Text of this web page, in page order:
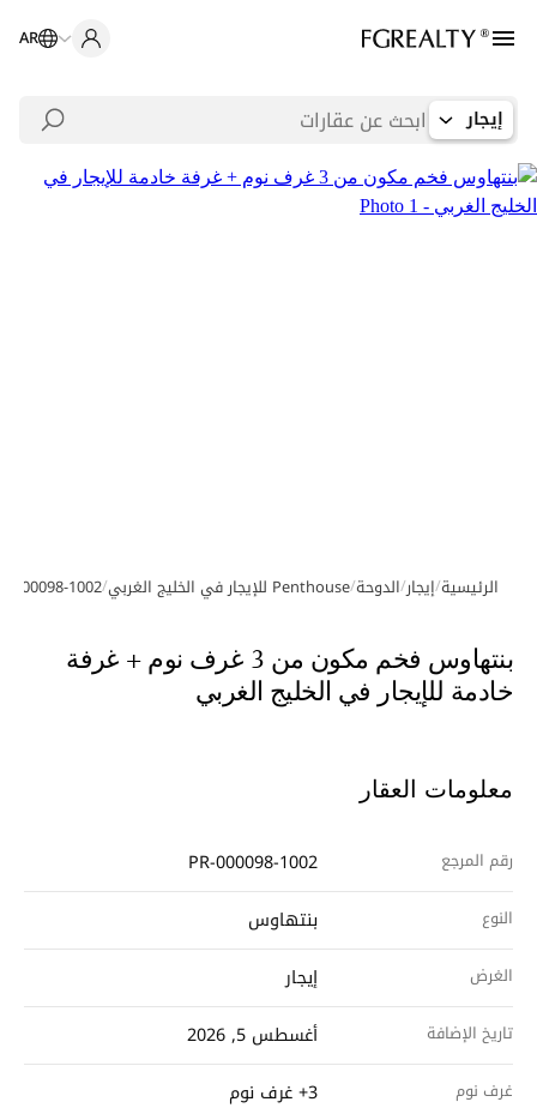
AR
إيجار
معرض الصور
الرئيسية/إيجار/الدوحة/Penthouse للإيجار في الخليج الغربي /
000098-1002
بنتهاوس فخم مكون من 3 غرف نوم + غرفة
خادمة للإيجار في الخليج الغربي
معلومات العقار
رقم المرجع PR-000098-1002
النوع بنتهاوس
الغرض إيجار
تاريخ الإضافة أغسطس 5, 2026
غرف نوم 3+ غرف نوم